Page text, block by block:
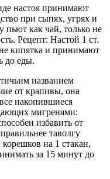
настоя принимают
при сыпях, угрях и
пьют как чай, только не
Рецепт: Настой 1 ст.
кипятка и принимают
до еды.
названием
от крапивы, она
накопившиеся
мигренями:
избавить от
таволгу
на 1 стакан,
за 15 минут до